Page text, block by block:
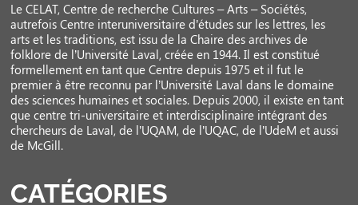
Le CELAT, Centre de recherche Cultures – Arts – Sociétés,
autrefois Centre interuniversitaire d’études sur les lettres, les
arts et les traditions, est issu de la Chaire des archives de
folklore de l’Université Laval, créée en 1944. Il est constitué
formellement en tant que Centre depuis 1975 et il fut le
premier à être reconnu par l’Université Laval dans le domaine
des sciences humaines et sociales. Depuis 2000, il existe en tant
que centre tri-universitaire et interdisciplinaire intégrant des
chercheurs de Laval, de l’UQAM, de l’UQAC, de l’UdeM et aussi
de McGill.
CATÉGORIES